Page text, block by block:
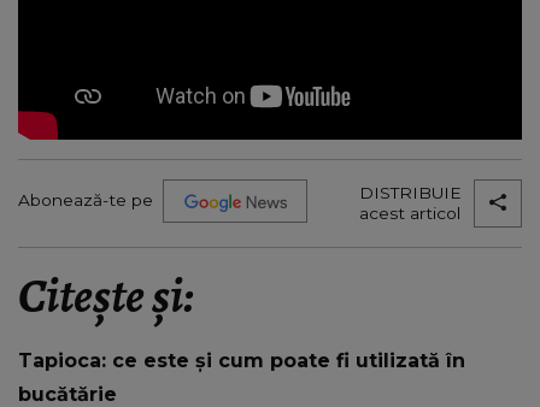
Abonează-te pe
DISTRIBUIE
acest articol
Citește și:
Tapioca: ce este și cum poate fi utilizată în
bucătărie